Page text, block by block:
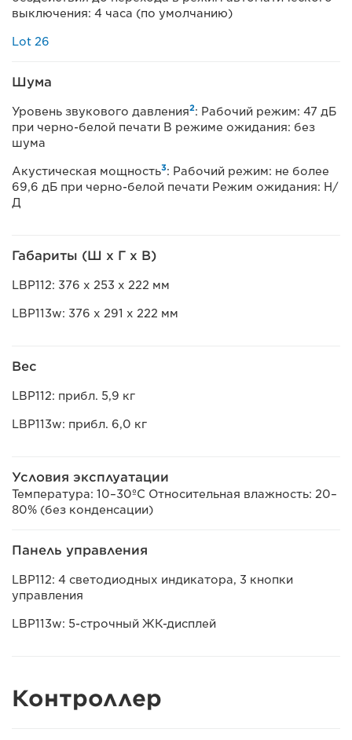
выключения: 4 часа (по умолчанию)
Lot 26
Шума
Уровень звукового давления2: Рабочий режим: 47 дБ
при черно-белой печати В режиме ожидания: без
шума
Акустическая мощность3: Рабочий режим: не более
69,6 дБ при черно-белой печати Режим ожидания: Н/
Д
Габариты (Ш x Г x В)
LBP112: 376 x 253 x 222 мм
LBP113w: 376 x 291 x 222 мм
Вес
LBP112: прибл. 5,9 кг
LBP113w: прибл. 6,0 кг
Условия эксплуатации
Температура: 10–30ºC Относительная влажность: 20–
80% (без конденсации)
Панель управления
LBP112: 4 светодиодных индикатора, 3 кнопки
управления
LBP113w: 5-строчный ЖК-дисплей
Контроллер